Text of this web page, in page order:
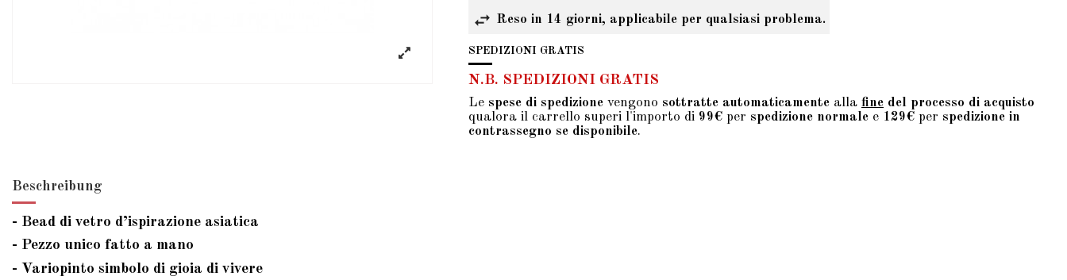
Reso in 14 giorni, applicabile per qualsiasi problema.
SPEDIZIONI GRATIS
N.B. SPEDIZIONI GRATIS
Le spese di spedizione vengono sottratte automaticamente alla fine del processo di acquisto
qualora il carrello superi l'importo di 99€ per spedizione normale e 129€ per spedizione in
contrassegno se disponibile.
Beschreibung
- Bead di vetro d’ispirazione asiatica
- Pezzo unico fatto a mano
- Variopinto simbolo di gioia di vivere